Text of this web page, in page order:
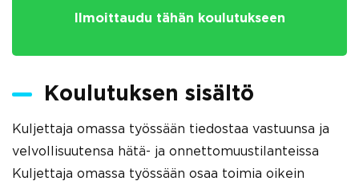
Ilmoittaudu tähän koulutukseen
Koulutuksen sisältö
Kuljettaja omassa työssään tiedostaa vastuunsa ja
velvollisuutensa hätä- ja onnettomuustilanteissa
Kuljettaja omassa työssään osaa toimia oikein